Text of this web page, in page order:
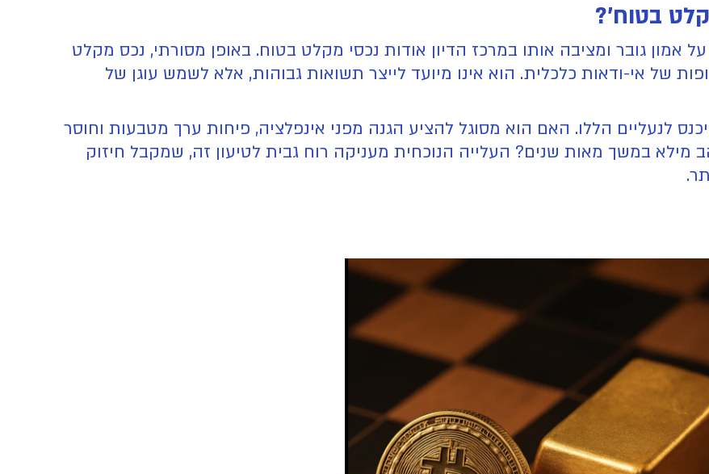
בטוח'?
אמון גובר ומציבה אותו במרכז הדיון אודות נכסי מקלט בטוח. באופן מסורתי, נכס מקלט
של אי-ודאות כלכלית. הוא אינו מיועד לייצר תשואות גבוהות, אלא לשמש עוגן של
לנעליים הללו. האם הוא מסוגל להציע הגנה מפני אינפלציה, פיחות ערך מטבעות וחוסר
מילא במשך מאות שנים? העלייה הנוכחית מעניקה רוח גבית לטיעון זה, שמקבל חיזוק